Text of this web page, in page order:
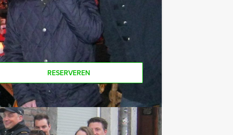
deze activiteit? Als u bereid bent
voor minder personen boeken,
RESERVEREN